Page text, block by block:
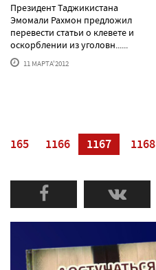
Президент Таджикистана
Эмомали Рахмон предложил
перевести статьи о клевете и
оскорблении из уголовн......
11 МАРТА'2012
1165 1166 1167 1168